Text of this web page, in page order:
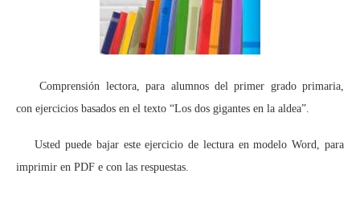
Comprensión lectora, para alumnos del primer grado primaria,
con ejercicios basados en el texto “Los dos gigantes en la aldea”.
Usted puede bajar este ejercicio de lectura en modelo Word, para
imprimir en PDF e con las respuestas.